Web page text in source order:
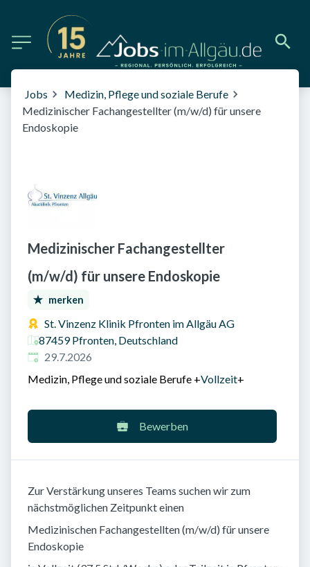
Jobs
Medizin, Pflege und soziale Berufe
Medizinischer Fachangestellter (m/w/d) für unsere
Endoskopie
Medizinischer Fachangestellter
(m/w/d) für unsere Endoskopie
merken
St. Vinzenz Klinik Pfronten im Allgäu AG
87459 Pfronten, Deutschland
Veröffentlicht am
29.7.2026
Medizin, Pflege und soziale Berufe +Vollzeit+
Bewerben
Zur Verstärkung unseres Teams suchen wir zum
nächstmöglichen Zeitpunkt einen
Medizinischen Fachangestellten (m/w/d) für unsere
Endoskopie